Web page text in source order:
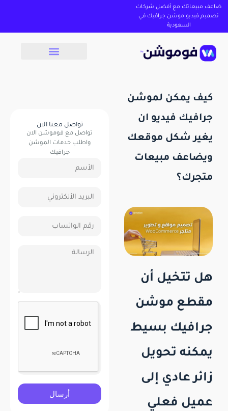
ضاعف مبيعاتك مع أفضل شركات
تصميم فيديو موشن جرافيك في
السعودية
كيف يمكن لموشن
جرافيك فيديو ان
يغير شكل موقعك
ويضاعف مبيعات
متجرك؟
هل تتخيل أن
مقطع موشن
جرافيك بسيط
يمكنه تحويل
زائر عادي إلى
عميل فعلي
تواصل معنا الان
تواصل مع فوموشن الان
واطلب خدمات الموشن
جرافيك
أرسال